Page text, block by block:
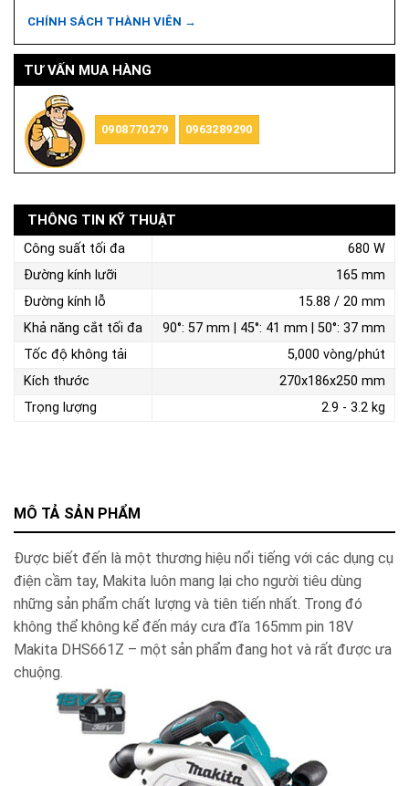
CHÍNH SÁCH THÀNH VIÊN →
TƯ VẤN MUA HÀNG
0908770279 0963289290
MÔ TẢ SẢN PHẨM
Được biết đến là một thương hiệu nổi tiếng với các dụng cụ
điện cầm tay, Makita luôn mang lại cho người tiêu dùng
những sản phẩm chất lượng và tiên tiến nhất. Trong đó
không thể không kể đến máy cưa đĩa 165mm pin 18V
Makita DHS661Z – một sản phẩm đang hot và rất được ưa
chuộng.
THÔNG TIN KỸ THUẬT
Công suất tối đa
680 W
Đường kính lưỡi
165 mm
Đường kính lỗ
15.88 / 20 mm
Khả năng cắt tối đa
90°: 57 mm | 45°: 41 mm | 50°: 37 mm
Tốc độ không tải
5,000 vòng/phút
Kích thước
270x186x250 mm
Trọng lượng
2.9 - 3.2 kg